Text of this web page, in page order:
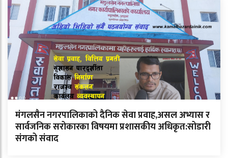
मंगलसैन नगरपालिकाको दैनिक सेवा प्रवाह,असल अभ्यास र
सार्वजनिक सरोकारका विषयमा प्रशासकीय अधिकृत:सोडारी
संगको संवाद